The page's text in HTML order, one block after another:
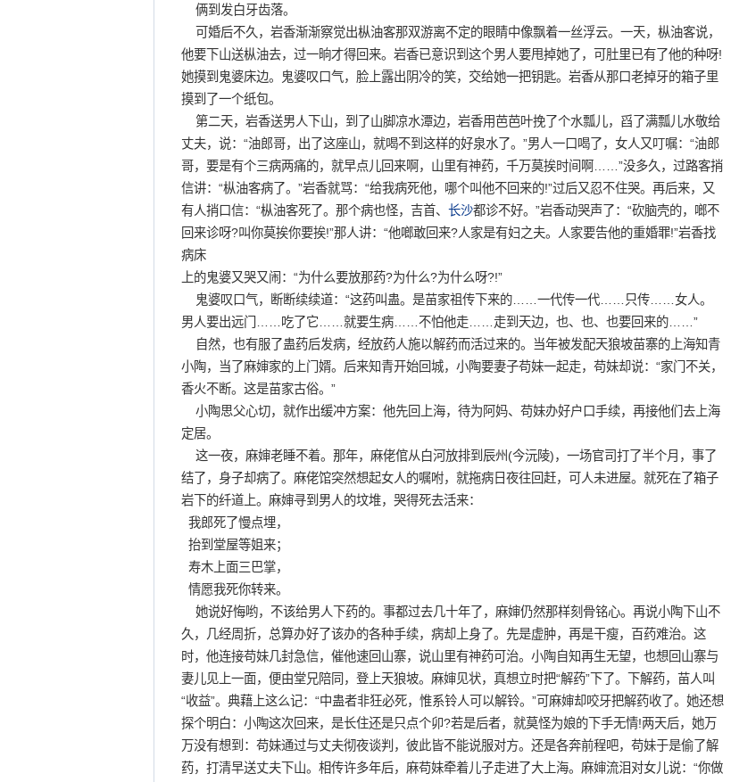
俩到发白牙齿落。
可婚后不久，岩香渐渐察觉出枞油客那双游离不定的眼睛中像飘着一丝浮云。一天，枞油客说，
他要下山送枞油去，过一晌才得回来。岩香已意识到这个男人要甩掉她了，可肚里已有了他的种呀!
她摸到鬼婆床边。鬼婆叹口气，脸上露出阴冷的笑，交给她一把钥匙。岩香从那口老掉牙的箱子里
摸到了一个纸包。
第二天，岩香送男人下山，到了山脚凉水潭边，岩香用芭芭叶挽了个水瓢儿，舀了满瓢儿水敬给
丈夫，说：“油郎哥，出了这座山，就喝不到这样的好泉水了。”男人一口喝了，女人又叮嘱：“油郎
哥，要是有个三病两痛的，就早点儿回来啊，山里有神药，千万莫挨时间啊……”没多久，过路客捎
信讲：“枞油客病了。”岩香就骂：“给我病死他，哪个叫他不回来的!”过后又忍不住哭。再后来，又
有人捎口信：“枞油客死了。那个病也怪，吉首、 长沙都诊不好。”岩香动哭声了：“砍脑壳的，啷不
回来诊呀?叫你莫挨你要挨!”那人讲：“他啷敢回来?人家是有妇之夫。人家要告他的重婚罪!”岩香找
病床
上的鬼婆又哭又闹：“为什么要放那药?为什么?为什么呀?!”
鬼婆叹口气，断断续续道：“这药叫蛊。是苗家祖传下来的……一代传一代……只传……女人。
男人要出远门……吃了它……就要生病……不怕他走……走到天边，也、也、也要回来的……”
自然，也有服了蛊药后发病，经放药人施以解药而活过来的。当年被发配天狼坡苗寨的上海知青
小陶，当了麻婶家的上门婿。后来知青开始回城，小陶要妻子苟妹一起走，苟妹却说：“家门不关，
香火不断。这是苗家古俗。”
小陶思父心切，就作出缓冲方案：他先回上海，待为阿妈、苟妹办好户口手续，再接他们去上海
定居。
这一夜，麻婶老睡不着。那年，麻佬倌从白河放排到辰州(今沅陵)，一场官司打了半个月，事了
结了，身子却病了。麻佬馆突然想起女人的嘱咐，就拖病日夜往回赶，可人未进屋。就死在了箱子
岩下的纤道上。麻婶寻到男人的坟堆，哭得死去活来：
我郎死了慢点埋，
抬到堂屋等姐来；
寿木上面三巴掌，
情愿我死你转来。
她说好悔哟，不该给男人下药的。事都过去几十年了，麻婶仍然那样刻骨铭心。再说小陶下山不
久，几经周折，总算办好了该办的各种手续，病却上身了。先是虚肿，再是干瘦，百药难治。这
时，他连接苟妹几封急信，催他速回山寨，说山里有神药可治。小陶自知再生无望，也想回山寨与
妻儿见上一面，便由堂兄陪同，登上天狼坡。麻婶见状，真想立时把“解药”下了。下解药，苗人叫
“收益”。典藉上这么记：“中蛊者非狂必死，惟系铃人可以解铃。”可麻婶却咬牙把解药收了。她还想
探个明白：小陶这次回来，是长住还是只点个卯?若是后者，就莫怪为娘的下手无情!两天后，她万
万没有想到：苟妹通过与丈夫彻夜谈判，彼此皆不能说服对方。还是各奔前程吧，苟妹于是偷了解
药，打清早送丈夫下山。相传许多年后，麻苟妹牵着儿子走进了大上海。麻婶流泪对女儿说：“你做